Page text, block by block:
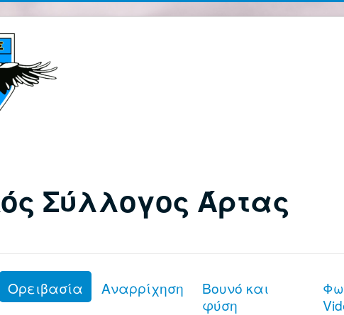
Σύλλογος Άρτας
Ορειβασία Αναρρίχηση
Βουνό και
φύση